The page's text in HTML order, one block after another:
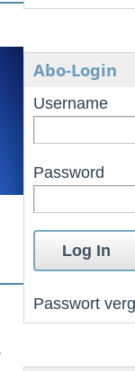
Abo-Login
Username
Password
Passwort